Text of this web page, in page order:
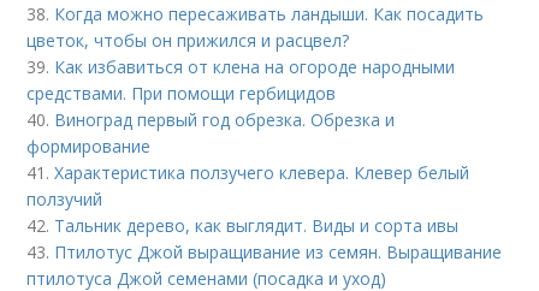
38. Когда можно пересаживать ландыши. Как посадить
цветок, чтобы он прижился и расцвел?
39. Как избавиться от клена на огороде народными
средствами. При помощи гербицидов
40. Виноград первый год обрезка. Обрезка и
формирование
41.Характеристика ползучего клевера. Клевер белый
ползучий
42. Тальник дерево, как выглядит. Виды и сорта ивы
43. Птилотус Джой выращивание из семян. Выращивание
птилотуса Джой семенами (посадка и уход)